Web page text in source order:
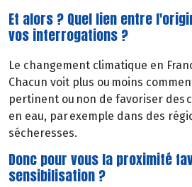
Et alors ? Quel lien entre
vos interrogations ?
Le changement climatique en
Chacun voit plus ou moins
pertinent ou non de favoriser des
en eau, par exemple dans des
sécheresses.
Donc pour vous la proximité
sensibilisation ?